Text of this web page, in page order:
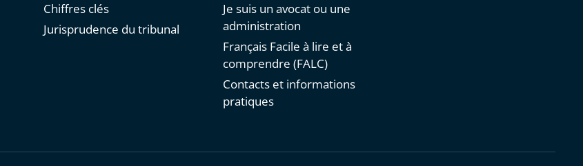
Chiffres clés
Jurisprudence du tribunal
Je suis un avocat ou une
administration
Français Facile à lire et à
comprendre (FALC)
Contacts et informations
pratiques